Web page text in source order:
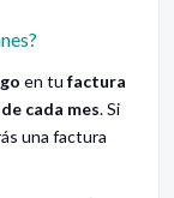
en tu factura
cada mes. Si
una factura